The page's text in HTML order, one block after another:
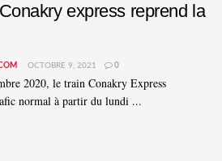
express reprend la
OCTOBRE 9, 2021 0
2020, le train Conakry Express
normal à partir du lundi ...